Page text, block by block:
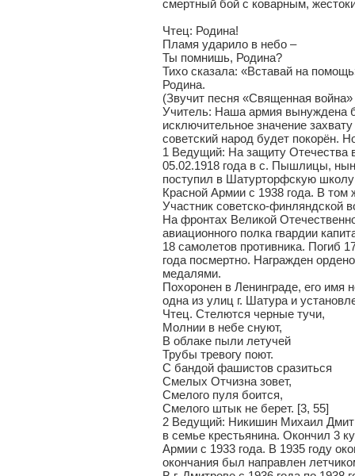
смертный бой с коварным,
Чтец: Родина!
Пламя ударило в небо –
Ты помнишь, Родина?
Тихо сказала: «Вставай на
Родина.
(Звучит песня «Священная
Учитель: Наша армия вынуждена
исключительное значение
советский народ будет покорён.
1 Ведущий: На защиту Отечества
05.02.1918 года в с. Пышлицы,
поступил в Шатурторфскую
Красной Армии с 1938 года. В
Участник советско-финляндской
На фронтах Великой
авиационного полка гвардии
18 самолетов противника. Погиб
года посмертно. Награжден
медалями.
Похоронен в Ленинграде, его имя
одна из улиц г. Шатура и
Чтец. Стелются черные тучи,
Молнии в небе снуют,
В облаке пыли летучей
Трубы тревогу поют.
С бандой фашистов сразиться
Смелых Отчизна зовет,
Смелого пуля боится,
Смелого штык не берет. [3, 55]
2 Ведущий: Никишин Михаил
в семье крестьянина. Окончил 3
Армии с 1933 года. В 1935 году
окончания был направлен